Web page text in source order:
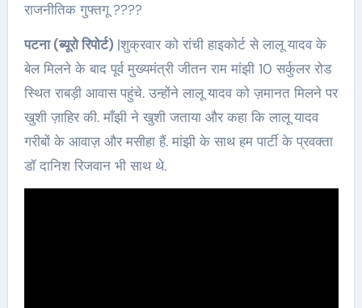
राजनीतिक गुफ्तगू ????
पटना (ब्यूरो रिपोर्ट) |शुक्रवार को रांची हाइकोर्ट से लालू यादव के
बेल मिलने के बाद पूर्व मुख्यमंत्री जीतन राम मांझी 10 सर्कुलर रोड
स्थित राबड़ी आवास पहुंचे. उन्होंने लालू यादव को ज़मानत मिलने पर
खुशी ज़ाहिर की. माँझी ने खुशी जताया और कहा कि लालू यादव
गरीबों के आवाज़ और मसीहा हैं. मांझी के साथ हम पार्टी के प्रवक्ता
डॉ दानिश रिजवान भी साथ थे.